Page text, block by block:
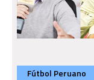
Fútbol Peruano